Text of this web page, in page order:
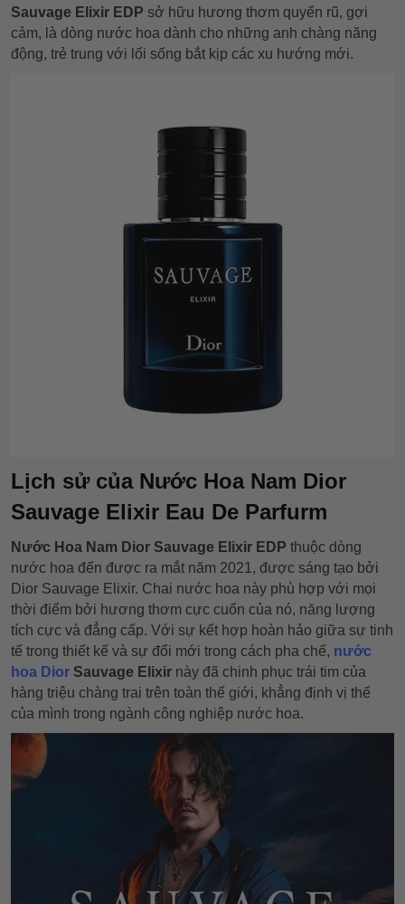
Sauvage Elixir EDP sở hữu hương thơm quyến rũ, gợi
cảm, là dòng nước hoa dành cho những anh chàng năng
động, trẻ trung với lối sống bắt kịp các xu hướng mới.
Lịch sử của Nước Hoa Nam Dior
Sauvage Elixir Eau De Parfurm
Nước Hoa Nam Dior Sauvage Elixir EDP thuộc dòng
nước hoa đến được ra mắt năm 2021, được sáng tạo bởi
Dior Sauvage Elixir. Chai nước hoa này phù hợp với mọi
thời điểm bởi hương thơm cực cuốn của nó, năng lượng
tích cực và đẳng cấp. Với sự kết hợp hoàn hảo giữa sự tinh
tế trong thiết kế và sự đổi mới trong cách pha chế, nước
hoa Dior Sauvage Elixir này đã chinh phục trái tim của
hàng triệu chàng trai trên toàn thế giới, khẳng định vị thế
của mình trong ngành công nghiệp nước hoa.